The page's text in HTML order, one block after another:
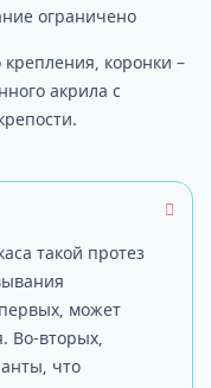
ограничено
коронки –
акрила с
такой протез
может
Во-вторых,
что